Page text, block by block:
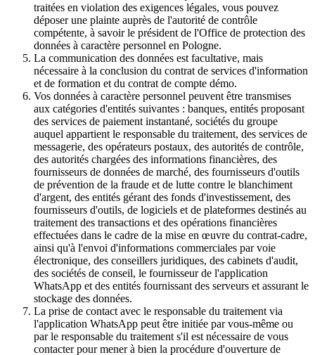
traitées en violation des exigences légales, vous pouvez
déposer une plainte auprès de l'autorité de contrôle
compétente, à savoir le président de l'Office de protection des
données à caractère personnel en Pologne.
La communication des données est facultative, mais
nécessaire à la conclusion du contrat de services d'information
et de formation et du contrat de compte démo.
Vos données à caractère personnel peuvent être transmises
aux catégories d'entités suivantes : banques, entités proposant
des services de paiement instantané, sociétés du groupe
auquel appartient le responsable du traitement, des services de
messagerie, des opérateurs postaux, des autorités de contrôle,
des autorités chargées des informations financières, des
fournisseurs de données de marché, des fournisseurs d'outils
de prévention de la fraude et de lutte contre le blanchiment
d'argent, des entités gérant des fonds d'investissement, des
fournisseurs d'outils, de logiciels et de plateformes destinés au
traitement des transactions et des opérations financières
effectuées dans le cadre de la mise en œuvre du contrat-cadre,
ainsi qu'à l'envoi d'informations commerciales par voie
électronique, des conseillers juridiques, des cabinets d'audit,
des sociétés de conseil, le fournisseur de l'application
WhatsApp et des entités fournissant des serveurs et assurant le
stockage des données.
La prise de contact avec le responsable du traitement via
l'application WhatsApp peut être initiée par vous-même ou
par le responsable du traitement s'il est nécessaire de vous
contacter pour mener à bien la procédure d'ouverture de